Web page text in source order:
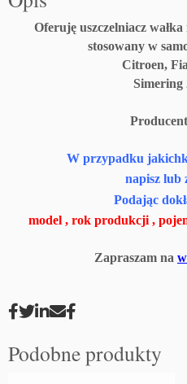
2
c
w
Oferuję uszczelniacz
stosowany w
Citroen,
Simering
W przypadku
napisz lub
Podając
model , rok produkcji ,
Zapraszam na
Podobne produkty